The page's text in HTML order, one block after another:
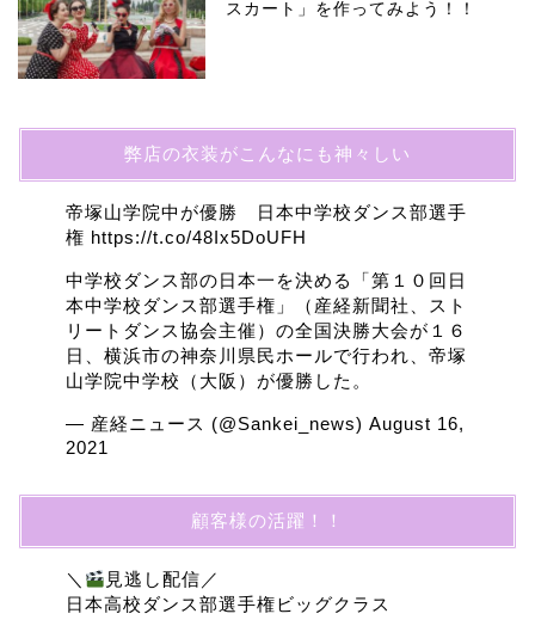
スカート」を作ってみよう！！
弊店の衣装がこんなにも神々しい
帝塚山学院中が優勝 日本中学校ダンス部選手
権 https://t.co/48Ix5DoUFH
中学校ダンス部の日本一を決める「第１０回日
本中学校ダンス部選手権」（産経新聞社、スト
リートダンス協会主催）の全国決勝大会が１６
日、横浜市の神奈川県民ホールで行われ、帝塚
山学院中学校（大阪）が優勝した。
— 産経ニュース (@Sankei_news) August 16,
2021
顧客様の活躍！！
＼
見逃し配信／
日本高校ダンス部選手権ビッグクラス